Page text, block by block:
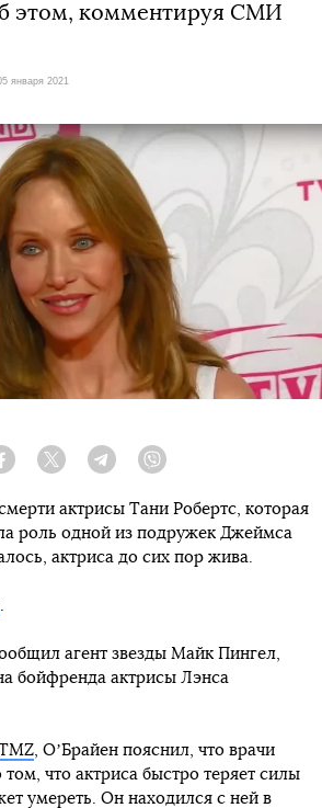
этом, комментируя СМИ
января 2021
Facebook Twitter Telegram
актрисы Тани Робертс, которая
роль одной из подружек Джеймса
актриса до сих пор жива.
агент звезды Майк Пингел,
бойфренда актрисы Лэнса
, ОʼБрайен пояснил, что врачи
что актриса быстро теряет силы
умереть. Он находился с ней в